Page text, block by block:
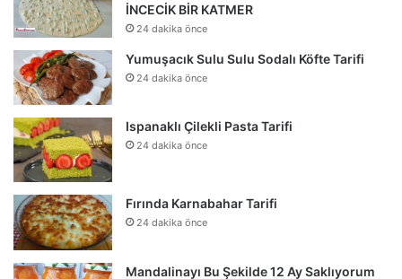
İNCECİK BİR KATMER
24 dakika önce
Yumuşacık Sulu Sulu Sodalı Köfte Tarifi
24 dakika önce
Ispanaklı Çilekli Pasta Tarifi
24 dakika önce
Fırında Karnabahar Tarifi
24 dakika önce
Mandalinayı Bu Şekilde 12 Ay Saklıyorum